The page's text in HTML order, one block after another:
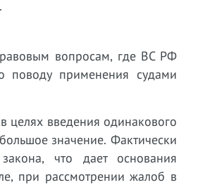
вопросам, где ВС РФ
поводу применения судами
введения одинакового
значение. Фактически
что дает основания
при рассмотрении жалоб в